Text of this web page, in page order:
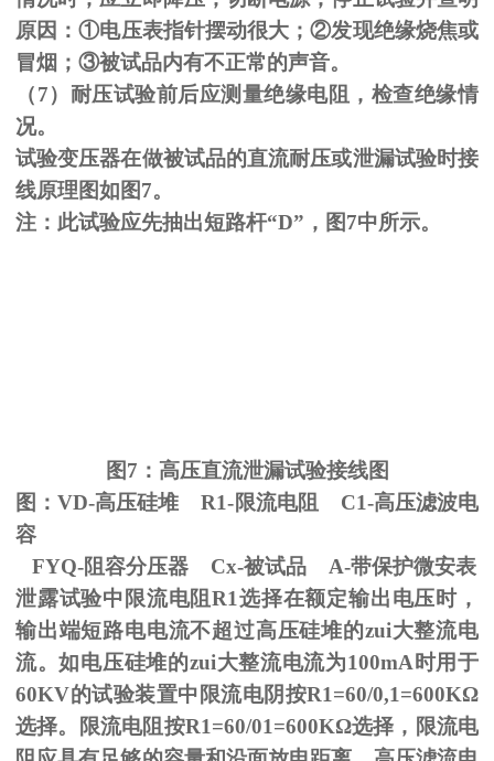
原因：①电压表指针摆动很大；②发现绝缘烧焦或
冒烟； ③被试品内有不正常的声音。
（7）耐压试验前后应测量绝缘电阻，检查绝缘情
况。
试验变压器在做被试品的直流耐压或泄漏试验时接
线原理图如图7。
注：此试验应先抽出短路杆“D”，图7中所示。
图7 ：高压直流泄漏试验接线图
图：VD-高压硅堆R1-限流电阻 C1-高压滤波电
容
FYQ-阻容分压器 Cx-被试品 A-带保护微安表
泄露试验中限流电阻R1选择在额定输出电压时，
输出端短路电电流不超过高压硅堆的zui大整流电
流。如电压硅堆的zui大整流电流为100mA 时用于
60KV的试验装置中限流电阴按R1=60/0,1=600KΩ
选择。限流电阻按R1=60/01=600KΩ选择，限流电